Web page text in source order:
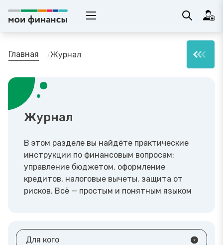
Главная Журнал
Журнал
В этом разделе вы найдёте практические
инструкции по финансовым вопросам:
управление бюджетом, оформление
кредитов, налоговые вычеты, защита от
рисков. Всё — простым и понятным языком
Для кого